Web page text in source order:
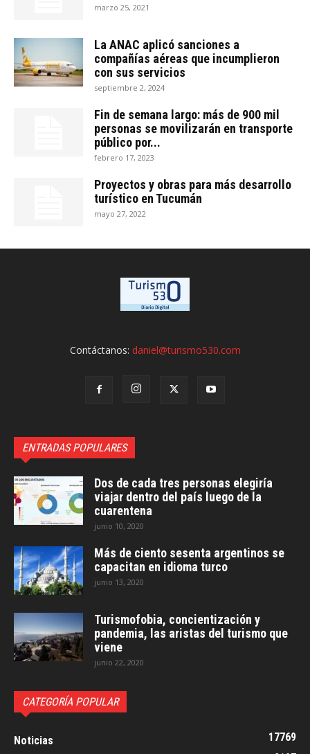
marzo 25, 2021
La ANAC aplicó sanciones a
compañías aéreas que incumplieron
con sus servicios
septiembre 2, 2024
Fin de semana largo: más de 900 mil
personas se movilizarán en transporte
público por...
febrero 17, 2023
Proyectos y obras para más desarrollo
turístico en Tucumán
mayo 27, 2022
Contáctanos: daniel@turismo530.com
ENTRADAS POPULARES
Dos de cada tres personas elegiría
viajar dentro del país luego de la
cuarentena
junio 10, 2020
Más de ciento sesenta argentinos se
capacitan en idioma turco
junio 13, 2020
Turismofobia, concientización y
pandemia, las aristas del turismo que
viene
junio 22, 2020
CATEGORÍA POPULAR
Noticias
17769